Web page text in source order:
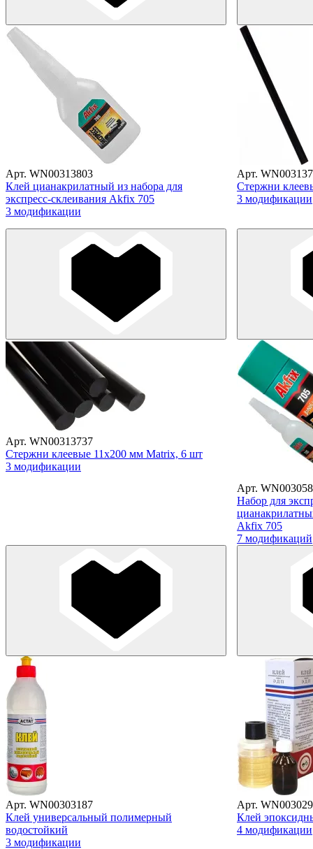
Арт. WN00313803
Клей цианакрилатный из набора для
экспресс-склеивания Akfix 705
3 модификации
Арт.
Стержни
3 модификации
Арт. WN00313737
Стержни клеевые 11х200 мм Matrix, 6 шт
3 модификации
Арт.
Набор для
Akfix 705
7 модификаций
Арт. WN00303187
Клей универсальный полимерный
водостойкий
3 модификации
Арт.
Клей
4 модификации